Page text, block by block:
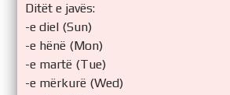
Ditët e javës:
-e diel (Sun)
-e hënë (Mon)
-e martë (Tue)
-e mërkurë (Wed)